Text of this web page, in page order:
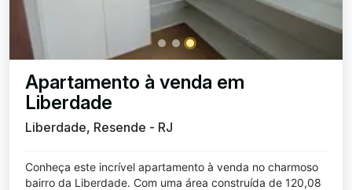
Apartamento à venda em
Liberdade
Liberdade, Resende - RJ
Conheça este incrível apartamento à venda no charmoso
bairro da Liberdade. Com uma área construída de 120,08